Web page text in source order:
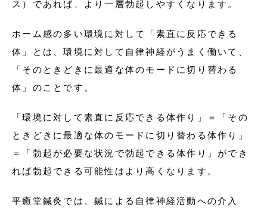
ス）であれば、より一層勃起しやすくなります。
ホーム感の多い環境に対して「素直に反応できる
体」とは、環境に対して自律神経がうまく働いて、
「そのときどきに最適な体のモードに切り替わる
体」のことです。
「環境に対して素直に反応できる体作り」＝「その
ときどきに最適な体のモードに切り替わる体作り」
＝「勃起が必要な状況で勃起できる体作り」ができ
れば勃起できる可能性はより高くなります。
平癒堂鍼灸では、鍼による自律神経活動への介入